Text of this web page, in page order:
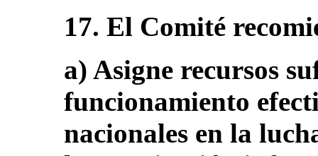
17. El Comité
a) Asigne recursos
funcionamiento
nacionales en la